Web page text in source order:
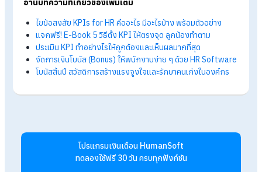
สรุป ประเมินโบนัสสิ้นปีง่ายขึ้น ด้วย KPI
Profile ในระบบ HR ออนไลน์
ระบบ KPI Profile ช่วยให้ทุกการตัดสินใจอิงจากข้อมูลจริงแบบเ
ไทม์ ทั้งด้านเวลา รายได้ พฤติกรรม และผลการประเมิน ทำให้ HR แ
FAQ ระบบ HR ออนไลน์กับการประเมินโบนัส